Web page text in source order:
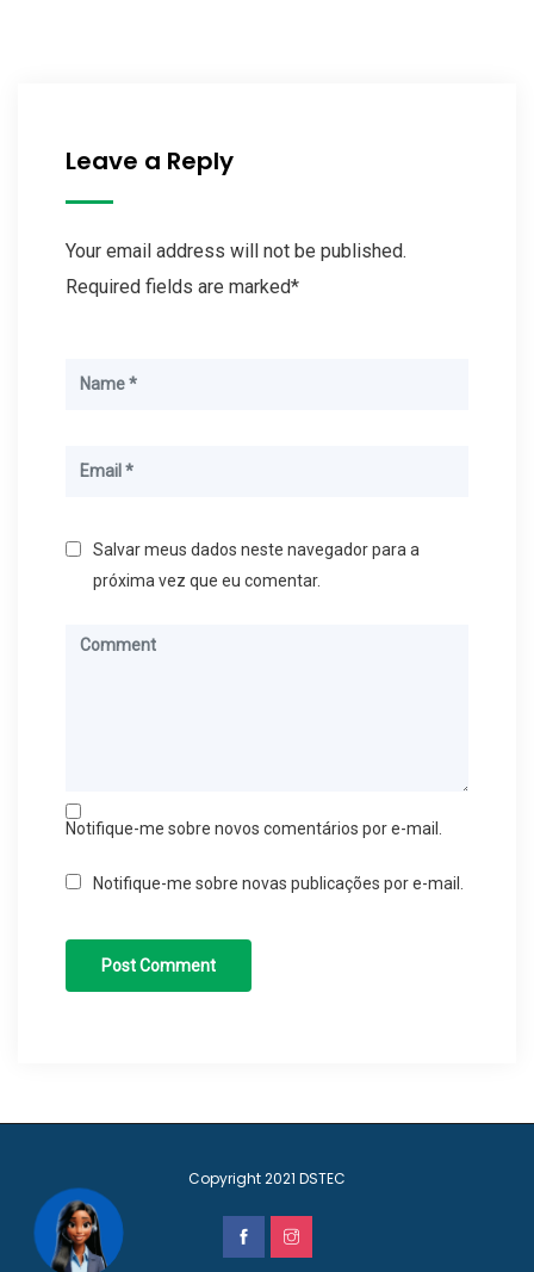
Leave a Reply
Your email address will not be published.
Required fields are marked*
Salvar meus dados neste navegador para a
próxima vez que eu comentar.
Notifique-me sobre novos comentários por e-mail.
Notifique-me sobre novas publicações por e-mail.
Copyright 2021 DSTEC